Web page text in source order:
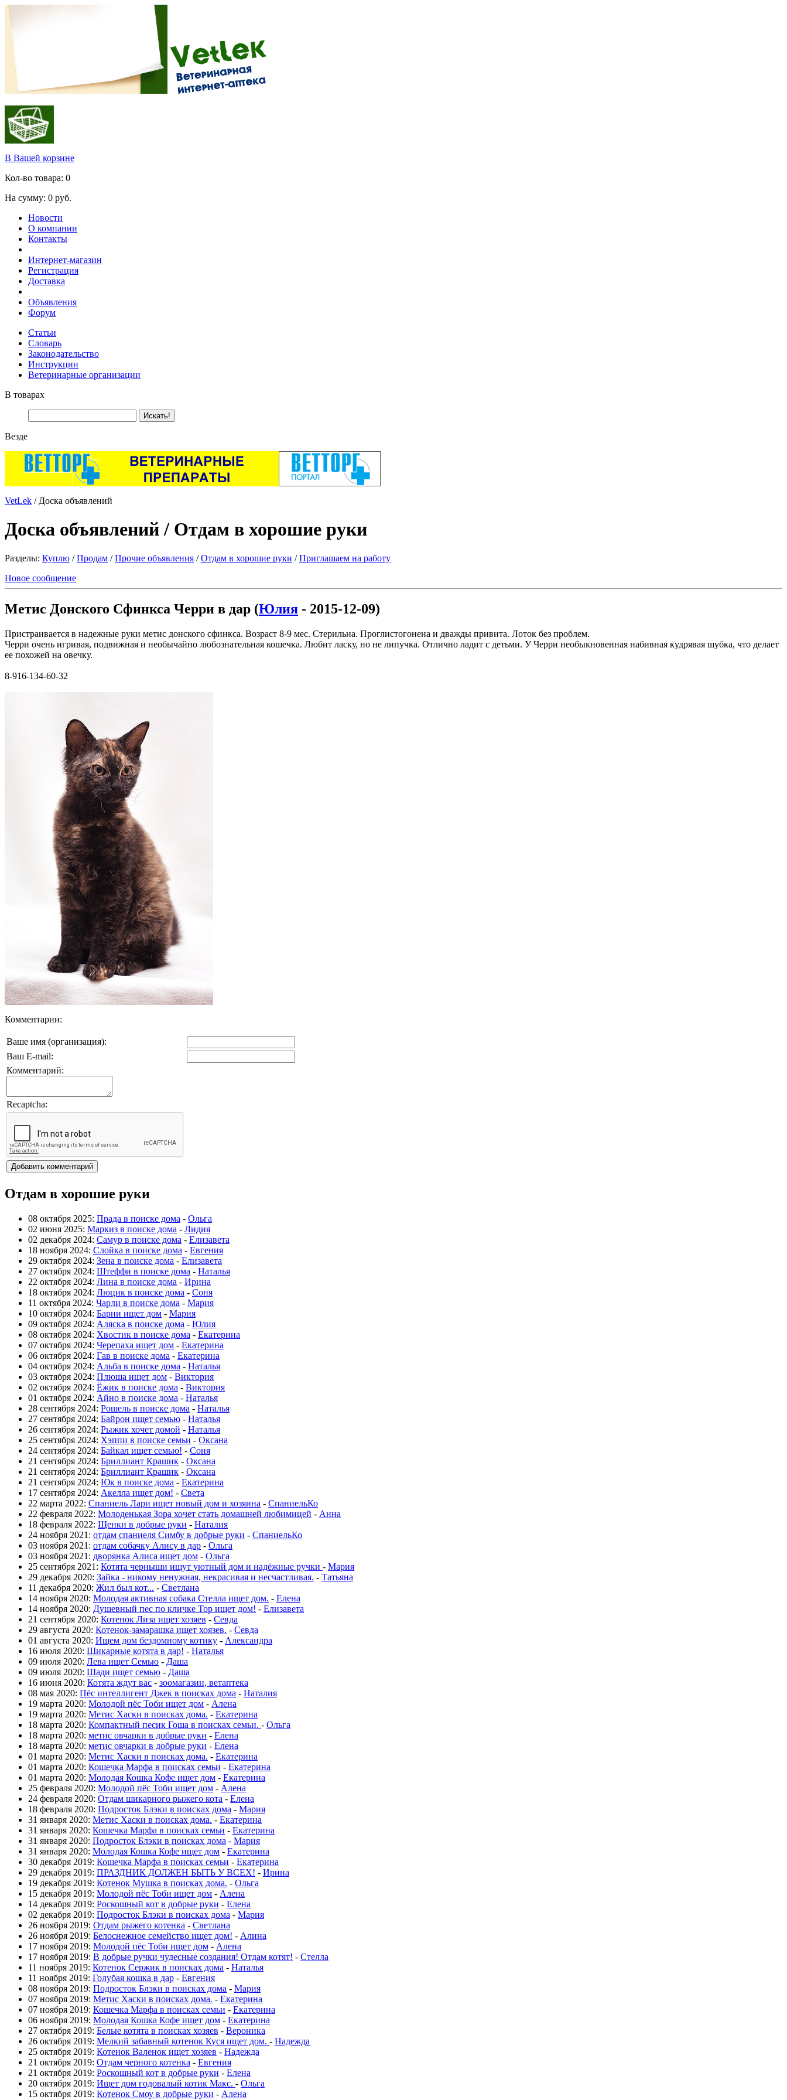
В Вашей корзине
Кол-во товара: 0
На сумму: 0 руб.
Новости
О компании
Контакты
Интернет-магазин
Регистрация
Доставка
Объявления
Форум
Статьи
Словарь
Законодательство
Инструкции
Ветеринарные организации
В товарах
Везде
VetLek / Доска объявлений
Доска объявлений / Отдам в хорошие руки
Разделы: Куплю /Продам /Прочие объявления /Отдам в хорошие руки /Приглашаем на работу
Новое сообщение
Метис Донского Сфинкса Черри в дар (Юлия - 2015-12-09)
Пристраивается в надежные руки метис донского сфинкса. Возраст 8-9 мес. Стерильна. Проглистогонена и дважды привита. Лоток без проблем.
Черри очень игривая, подвижная и необычайно любознательная кошечка. Любит ласку, но не липучка. Отлично ладит с детьми. У Черри необыкновенная набивная кудрявая шубка, что делает
ее похожей на овечку.
8-916-134-60-32
Комментарии:
Ваше имя (организация):
Ваш E-mail:
Комментарий:
Recaptcha:
Отдам в хорошие руки
08 октября 2025: Прада в поиске дома - Ольга
02 июня 2025: Маркиз в поиске дома - Лидия
02 декабря 2024: Самур в поиске дома - Елизавета
18 ноября 2024: Слойка в поиске дома - Евгения
29 октября 2024: Зена в поиске дома - Елизавета
27 октября 2024: Штеффи в поиске дома - Наталья
22 октября 2024: Лина в поиске дома - Ирина
18 октября 2024: Люцик в поиске дома - Соня
11 октября 2024: Чарли в поиске дома - Мария
10 октября 2024: Барни ищет дом - Мария
09 октября 2024: Аляска в поиске дома - Юлия
08 октября 2024: Хвостик в поиске дома - Екатерина
07 октября 2024: Черепаха ищет дом - Екатерина
06 октября 2024: Гав в поиске дома - Екатерина
04 октября 2024: Альба в поиске дома - Наталья
03 октября 2024: Плюша ищет дом - Виктория
02 октября 2024: Ёжик в поиске дома - Виктория
01 октября 2024: Айно в поиске дома - Наталья
28 сентября 2024: Рошель в поиске дома - Наталья
27 сентября 2024: Байрон ищет семью - Наталья
26 сентября 2024: Рыжик хочет домой - Наталья
25 сентября 2024: Хэппи в поиске семьи - Оксана
24 сентября 2024: Байкал ищет семью! - Соня
21 сентября 2024: Бриллиант Крашик - Оксана
21 сентября 2024: Бриллиант Крашик - Оксана
21 сентября 2024: Юк в поиске дома - Екатерина
17 сентября 2024: Акелла ищет дом! - Света
22 марта 2022: Спаниель Лари ищет новый дом и хозяина - СпаниельКо
22 февраля 2022: Молоденькая Зора хочет стать домашней любимицей - Анна
18 февраля 2022: Щенки в добрые руки - Наталия
24 ноября 2021: отдам спаниеля Симбу в добрые руки - СпаниельКо
03 ноября 2021: отдам собачку Алису в дар - Ольга
03 ноября 2021: дворянка Алиса ищет дом - Ольга
25 сентября 2021: Котята черныши ищут уютный дом и надёжные ручки - Мария
29 декабря 2020: Зайка - никому ненужная, некрасивая и несчастливая. - Татьяна
11 декабря 2020: Жил был кот... - Светлана
14 ноября 2020: Молодая активная собака Стелла ищет дом. - Елена
14 ноября 2020: Душевный пес по кличке Тор ищет дом! - Елизавета
21 сентября 2020: Котенок Лиза ищет хозяев - Севда
29 августа 2020: Котенок-замарашка ищет хоязев. - Севда
01 августа 2020: Ищем дом бездомному котику - Александра
16 июля 2020: Шикарные котята в дар! - Наталья
09 июля 2020: Лева ищет Семью - Даша
09 июля 2020: Шади ищет семью - Даша
16 июня 2020: Котята ждут вас - зоомагазин, ветаптека
08 мая 2020: Пёс интеллигент Джек в поисках дома - Наталия
19 марта 2020: Молодой пёс Тоби ищет дом - Алена
19 марта 2020: Метис Хаски в поисках дома. - Екатерина
18 марта 2020: Компактный песик Гоша в поисках семьи. - Ольга
18 марта 2020: метис овчарки в добрые руки - Елена
18 марта 2020: метис овчарки в добрые руки - Елена
01 марта 2020: Метис Хаски в поисках дома. - Екатерина
01 марта 2020: Кошечка Марфа в поисках семьи - Екатерина
01 марта 2020: Молодая Кошка Кофе ищет дом - Екатерина
25 февраля 2020: Молодой пёс Тоби ищет дом - Алена
24 февраля 2020: Отдам шикарного рыжего кота - Елена
18 февраля 2020: Подросток Блэки в поисках дома - Мария
31 января 2020: Метис Хаски в поисках дома. - Екатерина
31 января 2020: Кошечка Марфа в поисках семьи - Екатерина
31 января 2020: Подросток Блэки в поисках дома - Мария
31 января 2020: Молодая Кошка Кофе ищет дом - Екатерина
30 декабря 2019: Кошечка Марфа в поисках семьи - Екатерина
29 декабря 2019: ПРАЗДНИК ДОЛЖЕН БЫТЬ У ВСЕХ! - Ирина
19 декабря 2019: Котенок Мушка в поисках дома. - Ольга
15 декабря 2019: Молодой пёс Тоби ищет дом - Алена
14 декабря 2019: Роскошный кот в добрые руки - Елена
02 декабря 2019: Подросток Блэки в поисках дома - Мария
26 ноября 2019: Отдам рыжего котенка - Светлана
26 ноября 2019: Белоснежное семейство ищет дом! - Алина
17 ноября 2019: Молодой пёс Тоби ищет дом - Алена
17 ноября 2019: В добрые ручки чудесные создания! Отдам котят! - Стелла
11 ноября 2019: Котенок Сержик в поисках дома - Наталья
11 ноября 2019: Голубая кошка в дар - Евгения
08 ноября 2019: Подросток Блэки в поисках дома - Мария
07 ноября 2019: Метис Хаски в поисках дома. - Екатерина
07 ноября 2019: Кошечка Марфа в поисках семьи - Екатерина
06 ноября 2019: Молодая Кошка Кофе ищет дом - Екатерина
27 октября 2019: Белые котята в поисках хозяев - Вероника
26 октября 2019: Мелкий забавный котенок Куся ищет дом. - Надежда
25 октября 2019: Котенок Валенок ищет хозяев - Надежда
21 октября 2019: Отдам черного котенка - Евгения
21 октября 2019: Роскошный кот в добрые руки - Елена
20 октября 2019: Ищет дом годовалый котик Макс. - Ольга
15 октября 2019: Котенок Смоу в добрые руки - Алена